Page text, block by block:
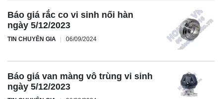
Báo giá rắc co vi sinh nối hàn
ngày 5/12/2023
TIN CHUYÊN GIA 06/09/2024
Báo giá van màng vô trùng vi sinh
ngày 5/12/2023